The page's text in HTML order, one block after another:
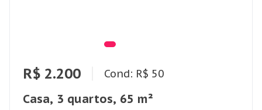
R$ 2.200 Cond: R$ 50
Casa, 3 quartos, 65 m²